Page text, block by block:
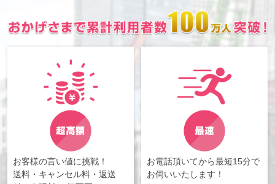
お客様の言い値に挑戦！
送料・キャンセル料・返送
お電話頂いてから最短15分で
お伺いいたします！